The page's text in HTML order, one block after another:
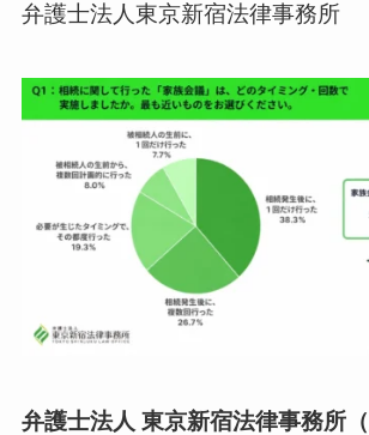
弁護士法人東京新宿法律事務所
弁護士法人 東京新宿法律事務所